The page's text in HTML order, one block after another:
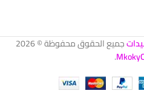
جميع الحقوق محفوظة © 2026
.